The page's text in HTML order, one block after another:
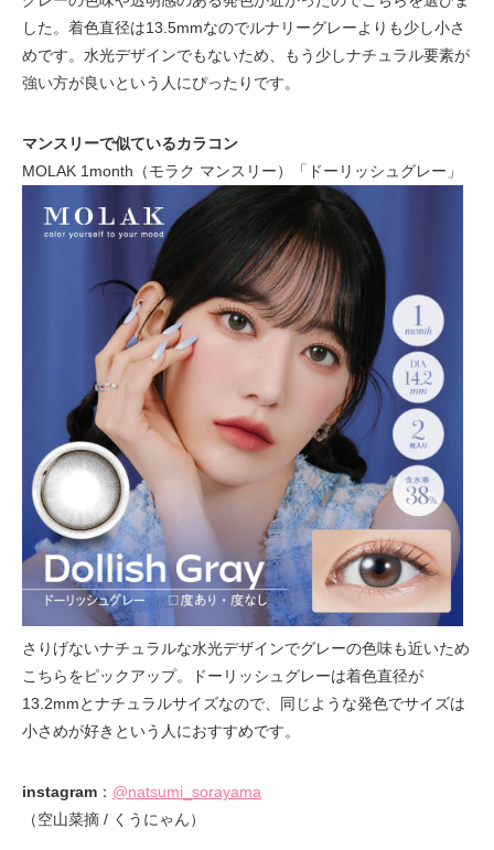
した。着色直径は13.5mmなのでルナリーグレーよりも少し小さ
めです。水光デザインでもないため、もう少しナチュラル要素が
強い方が良いという人にぴったりです。
マンスリーで似ているカラコン
MOLAK 1month（モラク マンスリー）「ドーリッシュグレー」
さりげないナチュラルな水光デザインでグレーの色味も近いため
こちらをピックアップ。ドーリッシュグレーは着色直径が
13.2mmとナチュラルサイズなので、同じような発色でサイズは
小さめが好きという人におすすめです。
instagram ： @natsumi_sorayama
（空山菜摘 / くうにゃん）